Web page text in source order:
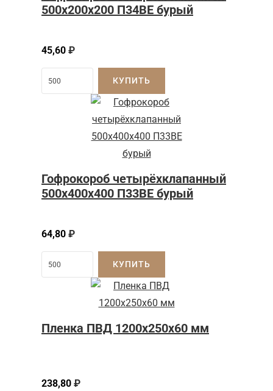
500x200x200 П34BE бурый
45,60 ₽
КУПИТЬ
Гофрокороб четырёхклапанный
500x400x400 П33BE бурый
64,80 ₽
КУПИТЬ
Пленка ПВД 1200x250x60 мм
238,80 ₽